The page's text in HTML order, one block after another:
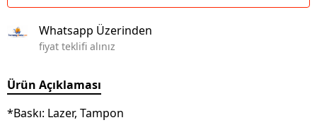
Whatsapp Üzerinden
fiyat teklifi alınız
Ürün Açıklaması
*Baskı: Lazer, Tampon